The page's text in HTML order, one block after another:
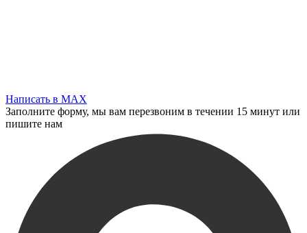
Написать в MAX
Заполните форму, мы вам перезвоним в течении 15 минут или
пишите нам